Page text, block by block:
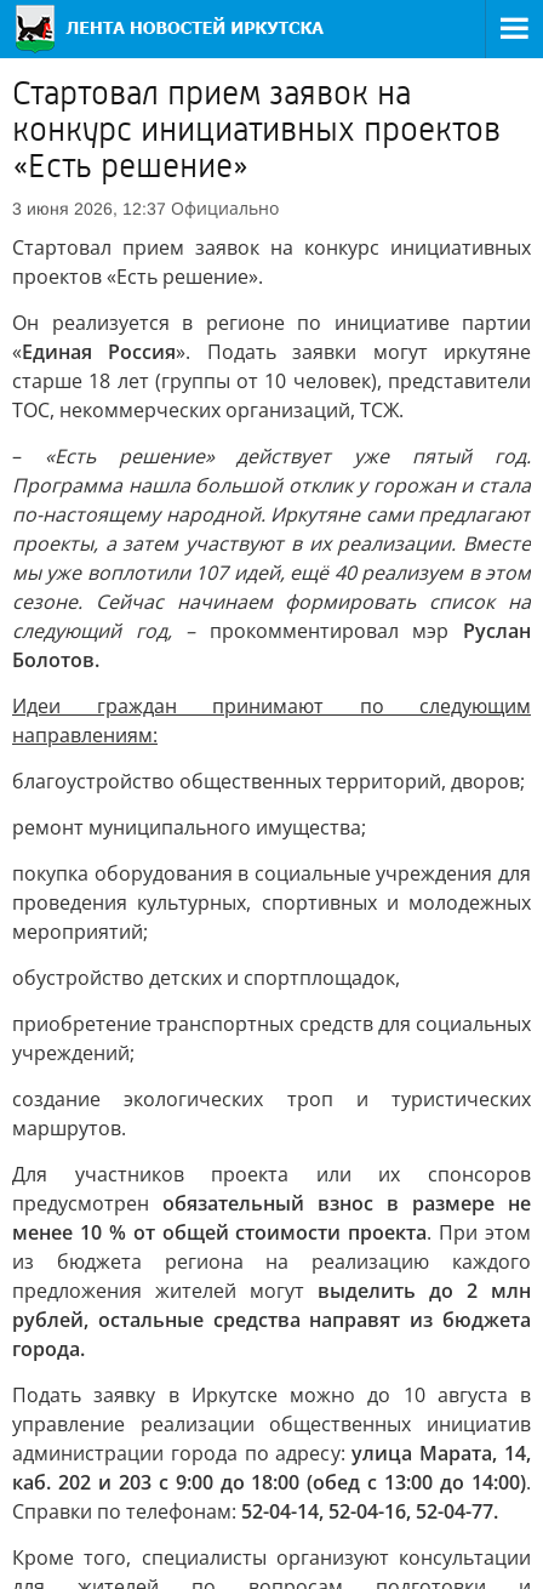
Стартовал прием заявок на
конкурс инициативных проектов
«Есть решение»
3 июня 2026, 12:37 Официально
Стартовал прием заявок на конкурс инициативных
проектов «Есть решение».
Он реализуется в регионе по инициативе партии
«Единая Россия». Подать заявки могут иркутяне
старше 18 лет (группы от 10 человек), представители
ТОС, некоммерческих организаций, ТСЖ.
– «Есть решение» действует уже пятый год.
Программа нашла большой отклик у горожан и стала
по-настоящему народной. Иркутяне сами предлагают
проекты, а затем участвуют в их реализации. Вместе
мы уже воплотили 107 идей, ещё 40 реализуем в этом
сезоне. Сейчас начинаем формировать список на
следующий год, –прокомментировал мэр Руслан
Болотов.
Идеи граждан принимают по следующим
направлениям:
благоустройство общественных территорий, дворов;
ремонт муниципального имущества;
покупка оборудования в социальные учреждения для
проведения культурных, спортивных и молодежных
мероприятий;
обустройство детских и спортплощадок,
приобретение транспортных средств для социальных
учреждений;
создание экологических троп и туристических
маршрутов.
Для участников проекта или их спонсоров
предусмотрен обязательный взнос в размере не
менее 10 % от общей стоимости проекта. При этом
из бюджета региона на реализацию каждого
предложения жителей могут выделить до 2 млн
рублей, остальные средства направят из бюджета
города.
Подать заявку в Иркутске можно до 10 августа в
управление реализации общественных инициатив
администрации города по адресу:улица Марата, 14,
каб. 202 и 203 с 9:00 до 18:00 (обед с 13:00 до 14:00).
Справки по телефонам: 52-04-14, 52-04-16, 52-04-77.
Кроме того, специалисты организуют консультации